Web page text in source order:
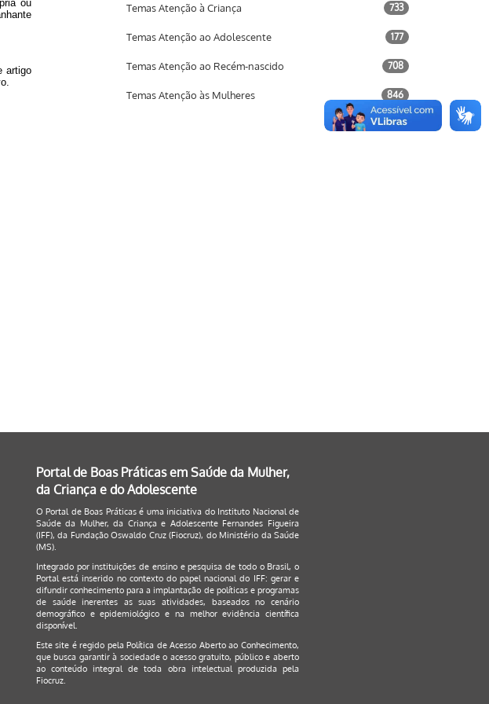
Temas Atenção à Criança 733
Temas Atenção ao Adolescente 177
Temas Atenção ao Recém-nascido 708
Temas Atenção às Mulheres 846
Portal de Boas Práticas em Saúde da Mulher,
da Criança e do Adolescente
O Portal de Boas Práticas é uma iniciativa do Instituto Nacional de
Saúde da Mulher, da Criança e Adolescente Fernandes Figueira
(IFF), da Fundação Oswaldo Cruz (Fiocruz), do Ministério da Saúde
(MS).
Integrado por instituições de ensino e pesquisa de todo o Brasil, o
Portal está inserido no contexto do papel nacional do IFF: gerar e
difundir conhecimento para a implantação de políticas e programas
de saúde inerentes as suas atividades, baseados no cenário
demográfico e epidemiológico e na melhor evidência científica
disponível.
Este site é regido pelaPolítica de Acesso Aberto ao Conhecimento,
que busca garantir à sociedade o acesso gratuito, público e aberto
ao conteúdo integral de toda obra intelectual produzida pela
Fiocruz.